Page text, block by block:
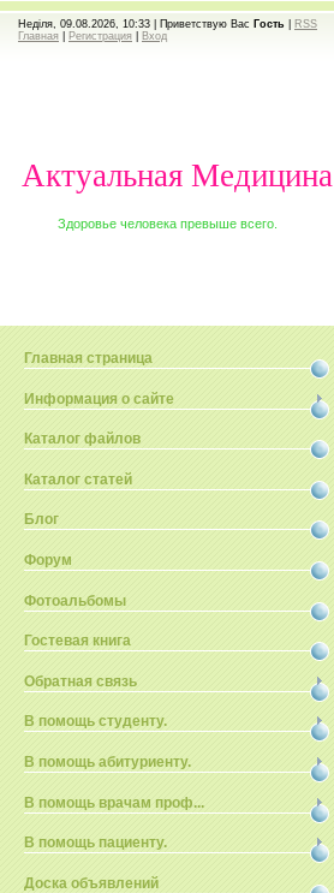
Неділя, 09.08.2026, 10:33 | Приветствую Вас Гость
RSS
Главная
Регистрация Вход
Актуальная Медицина
Здоровье человека превыше всего.
Главная страница
Информация о сайте
Каталог файлов
Каталог статей
Блог
Форум
Фотоальбомы
Гостевая книга
Обратная связь
В помощь студенту.
В помощь абитуриенту.
В помощь врачам проф...
В помощь пациенту.
Доска объявлений